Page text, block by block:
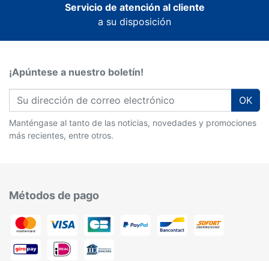
Servicio de atención al cliente
a su disposición
¡Apúntese a nuestro boletín!
OK
Manténgase al tanto de las noticias, novedades y promociones
más recientes, entre otros.
Métodos de pago